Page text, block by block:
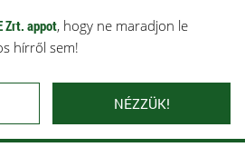
Zrt. appot, hogy ne maradjon le
hírről sem!
NÉZZÜK!
Kapcsolat